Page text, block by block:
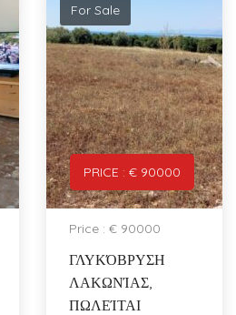
PRICE : € 90000
For Sale
Price : € 90000
ΓΛΥΚΌΒΡΥΣΗ
ΛΑΚΩΝΊΑΣ,
ΠΩΛΕΊΤΑΙ